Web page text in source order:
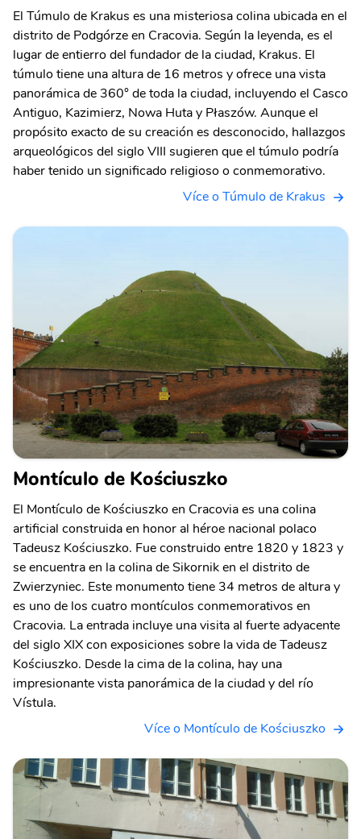
El Túmulo de Krakus es una misteriosa colina ubicada en el
distrito de Podgórze en Cracovia. Según la leyenda, es el
lugar de entierro del fundador de la ciudad, Krakus. El
túmulo tiene una altura de 16 metros y ofrece una vista
panorámica de 360° de toda la ciudad, incluyendo el Casco
Antiguo, Kazimierz, Nowa Huta y Płaszów. Aunque el
propósito exacto de su creación es desconocido, hallazgos
arqueológicos del siglo VIII sugieren que el túmulo podría
haber tenido un significado religioso o conmemorativo.
Více o Túmulo de Krakus
Montículo de Kościuszko
El Montículo de Kościuszko en Cracovia es una colina
artificial construida en honor al héroe nacional polaco
Tadeusz Kościuszko. Fue construido entre 1820 y 1823 y
se encuentra en la colina de Sikornik en el distrito de
Zwierzyniec. Este monumento tiene 34 metros de altura y
es uno de los cuatro montículos conmemorativos en
Cracovia. La entrada incluye una visita al fuerte adyacente
del siglo XIX con exposiciones sobre la vida de Tadeusz
Kościuszko. Desde la cima de la colina, hay una
impresionante vista panorámica de la ciudad y del río
Vístula.
Více o Montículo de Kościuszko